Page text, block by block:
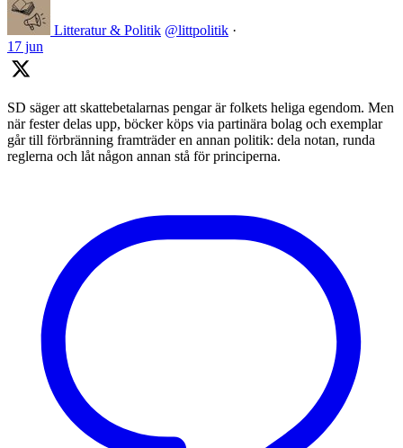
Litteratur & Politik @littpolitik ·
17 jun
SD säger att skattebetalarnas pengar är folkets heliga egendom. Men
när fester delas upp, böcker köps via partinära bolag och exemplar
går till förbränning framträder en annan politik: dela notan, runda
reglerna och låt någon annan stå för principerna.